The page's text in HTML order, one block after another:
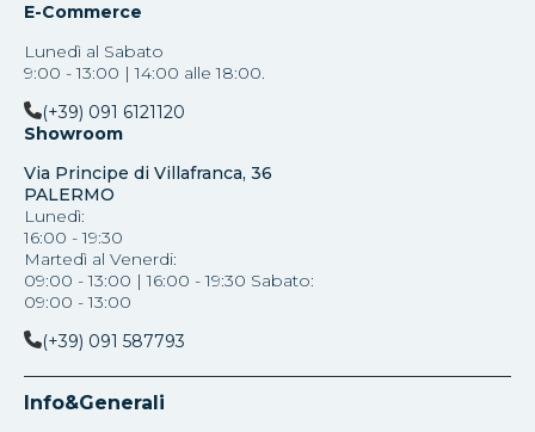
E-Commerce
Lunedì al Sabato
9:00 - 13:00 | 14:00 alle 18:00.
(+39) 091 6121120
Showroom
Via Principe di Villafranca, 36
PALERMO
Lunedì:
16:00 - 19:30
Martedì al Venerdi:
09:00 - 13:00 | 16:00 - 19:30 Sabato:
09:00 - 13:00
(+39) 091 587793
Info&Generali